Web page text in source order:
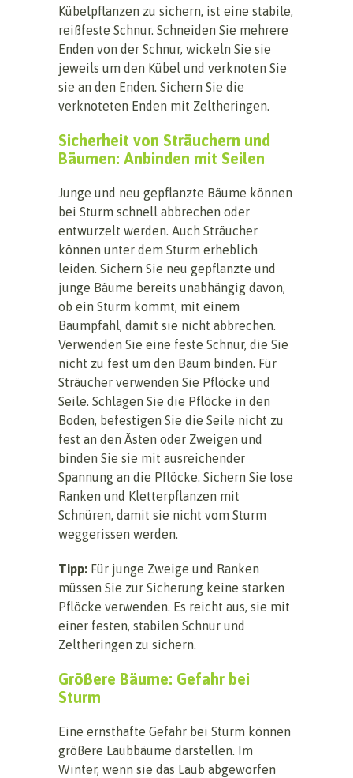
Kübelpflanzen zu sichern, ist eine stabile,
reißfeste Schnur. Schneiden Sie mehrere
Enden von der Schnur, wickeln Sie sie
jeweils um den Kübel und verknoten Sie
sie an den Enden. Sichern Sie die
verknoteten Enden mit Zeltheringen.
Sicherheit von Sträuchern und
Bäumen: Anbinden mit Seilen
Junge und neu gepflanzte Bäume können
bei Sturm schnell abbrechen oder
entwurzelt werden. Auch Sträucher
können unter dem Sturm erheblich
leiden. Sichern Sie neu gepflanzte und
junge Bäume bereits unabhängig davon,
ob ein Sturm kommt, mit einem
Baumpfahl, damit sie nicht abbrechen.
Verwenden Sie eine feste Schnur, die Sie
nicht zu fest um den Baum binden. Für
Sträucher verwenden Sie Pflöcke und
Seile. Schlagen Sie die Pflöcke in den
Boden, befestigen Sie die Seile nicht zu
fest an den Ästen oder Zweigen und
binden Sie sie mit ausreichender
Spannung an die Pflöcke. Sichern Sie lose
Ranken und Kletterpflanzen mit
Schnüren, damit sie nicht vom Sturm
weggerissen werden.
Tipp: Für junge Zweige und Ranken
müssen Sie zur Sicherung keine starken
Pflöcke verwenden. Es reicht aus, sie mit
einer festen, stabilen Schnur und
Zeltheringen zu sichern.
Größere Bäume: Gefahr bei
Sturm
Eine ernsthafte Gefahr bei Sturm können
größere Laubbäume darstellen. Im
Winter, wenn sie das Laub abgeworfen